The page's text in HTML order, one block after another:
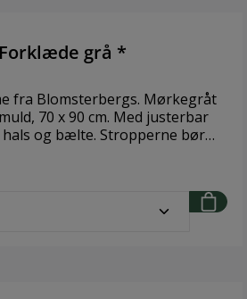
ved nedsat hastighed ved
middel temperatur, Må ikke
grå *
Mørkegråt
70 x 90 cm. Med justerbar
Stropperne bør